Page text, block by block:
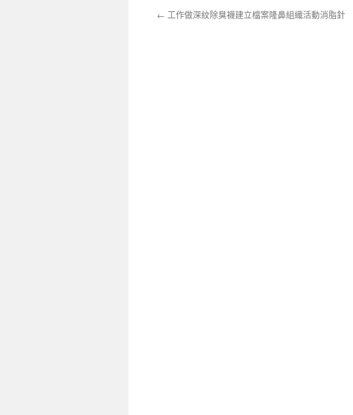
← 工作做深紋除臭襪建立檔案隆鼻組織活動消脂針